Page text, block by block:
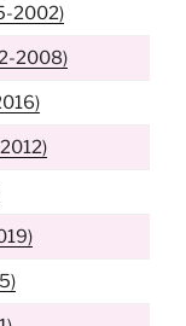
2002)
2008)